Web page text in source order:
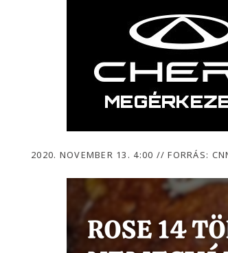
2020. NOVEMBER 13. 4:00 // FORRÁS: